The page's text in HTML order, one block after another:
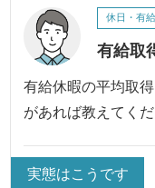
有給取
休日・有
有給休暇の平均取
があれば教えてくだ
実態はこうです